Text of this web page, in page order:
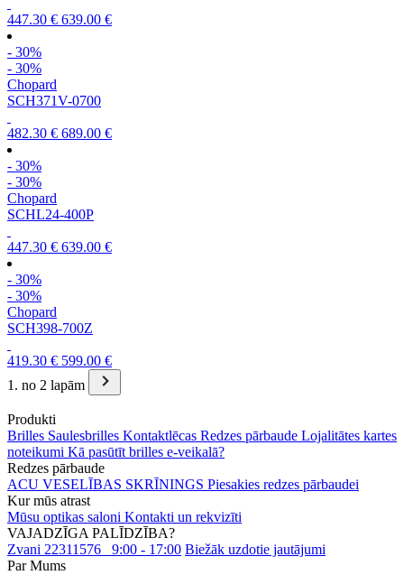
447.30 € 639.00 €
- 30%
- 30%
Chopard
SCH371V-0700
482.30 € 689.00 €
- 30%
- 30%
Chopard
SCHL24-400P
447.30 € 639.00 €
- 30%
- 30%
Chopard
SCH398-700Z
419.30 € 599.00 €
1. no 2 lapām
Produkti
Brilles Saulesbrilles Kontaktlēcas Redzes pārbaude Lojalitātes kartes
noteikumi Kā pasūtīt brilles e-veikalā?
Redzes pārbaude
ACU VESELĪBAS SKRĪNINGS Piesakies redzes pārbaudei
Kur mūs atrast
Mūsu optikas saloni Kontakti un rekvizīti
VAJADZĪGA PALĪDZĪBA?
Zvani 22311576 9:00 - 17:00 Biežāk uzdotie jautājumi
Par Mums